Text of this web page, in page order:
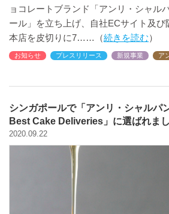
ョコレートブランド「アンリ・シャル
ール」を立ち上げ、自社ECサイト及
本店を皮切りに7
続きを読む
お知らせ プレスリリース 新規事業 ア
シンガポールで「アンリ・シャルパ
Best Cake Deliveries」に選ばれま
2020.09.22